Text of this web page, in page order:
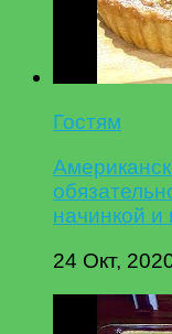
Гостям
начинкой
24 Окт,